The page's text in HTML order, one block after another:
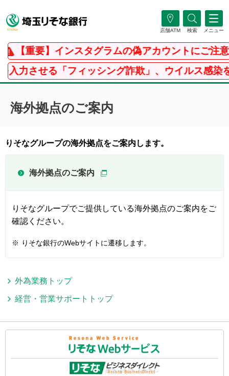
店舗ATM 検索 メニュー
【重要】インスタグラムの偽アカウントにご注意
させる「フィッシング詐欺」、ウイルス感染を
海外拠点のご案内
りそなグループの海外拠点をご案内します。
海外拠点のご案内
りそなグループでご提供している海外拠点のご案内をご
確認ください。
※ りそな銀行のWebサイトに遷移します。
外為業務トップ
経営・営業サポートトップ